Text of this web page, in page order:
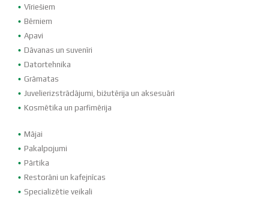
Vīriešiem
Bērniem
Apavi
Dāvanas un suvenīri
Datortehnika
Grāmatas
Juvelierizstrādājumi, bižutērija un aksesuāri
Kosmētika un parfimērija
Mājai
Pakalpojumi
Pārtika
Restorāni un kafejnīcas
Specializētie veikali